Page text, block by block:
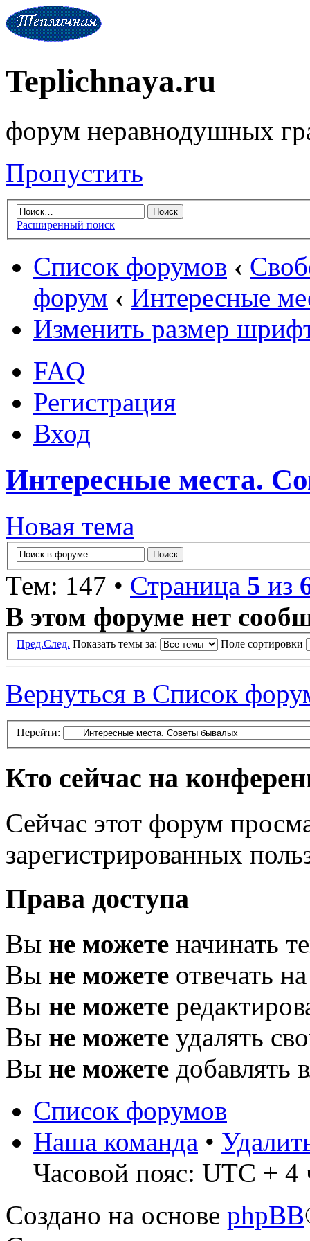
Teplichnaya.ru
форум неравнодушных
Пропустить
Расширенный поиск
Список форумов ‹
форум ‹ Интересные
Изменить размер
FAQ
Регистрация
Вход
Интересные места.
Новая тема
Тем: 147 • Страница 5 из
В этом форуме нет
Пред.След. Показать темы за: Поле сортировки
Вернуться в Список
Перейти:
Кто сейчас на
Сейчас этот форум
зарегистрированных
Права доступа
Вы не можете начинать
Вы не можете отвечать
Вы не можете
Вы не можете удалять
Вы не можете добавлять
Список форумов
Наша команда •
Часовой пояс: UTC + 4
Создано на основе phpBB